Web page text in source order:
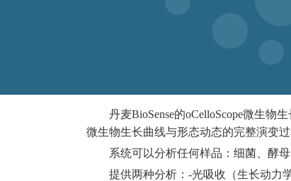
丹麦BioSense的oCelloScope微生
微生物生长曲线与形态动态的完整演变过
系统可以分析任何样品：细菌、酵
提供两种分析：-光吸收（生长动力